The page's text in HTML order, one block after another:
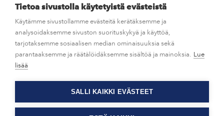
Kuvapankki
UUTISHUONE
OTA YHTEYTTÄ
Tietoa sivustolla käytetyistä evästeistä
Käytämme sivustollamme evästeitä kerätäksemme ja
analysoidaksemme sivuston suorituskykyä ja käyttöä,
tarjotaksemme sosiaalisen median ominaisuuksia sekä
parantaaksemme ja räätälöidäksemme sisältöä ja mainoksia. Lue
lisää
SALLI KAIKKI EVÄSTEET